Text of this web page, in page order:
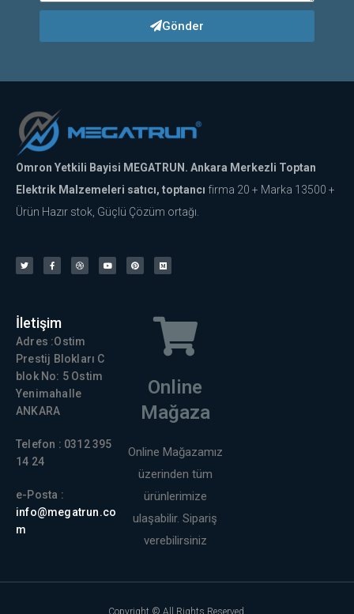
Gönder
Omron Yetkili Bayisi MEGATRUN. Ankara Merkezli Toptan
Elektrik Malzemeleri satıcı, toptancı firma 20 + Marka 13500 +
Ürün Hazır stok, Güçlü Çözüm ortağı.
İletişim
Adres :Ostim
Prestij Blokları C
blok No: 5 Ostim
Yenimahalle
ANKARA
Telefon : 0312 395
14 24
e-Posta :
info@megatrun.co
m
Online
Mağaza
Online Mağazamız
üzerinden tüm
ürünlerimize
ulaşabilir. Sipariş
verebilirsiniz